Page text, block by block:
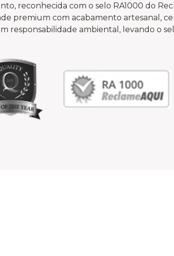
reconhecida com o selo RA1000 do
premium com acabamento artesanal,
responsabilidade ambiental, levando o